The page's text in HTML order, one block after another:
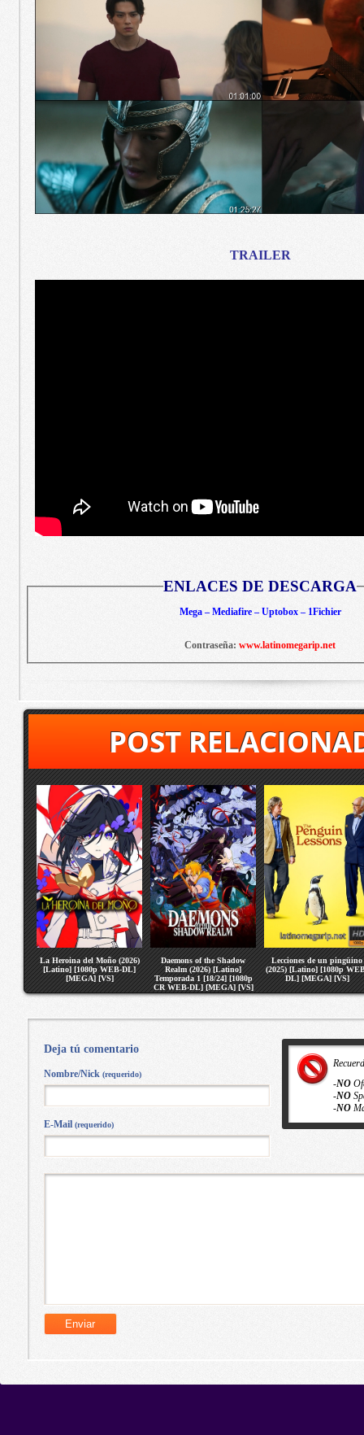
TRAILER
ENLACES DE DESCARGA
Mega – Mediafire – Uptobox – 1Fichier
Contraseña: www.latinomegarip.net
POST
La Heroina del Moño (2026)
[Latino] [1080p WEB-DL]
[MEGA] [VS]
Daemons of the Shadow
Realm (2026) [Latino]
Temporada 1 [18/24] [1080p
CR WEB-DL] [MEGA] [VS]
Lecciones de un pingüino
(2025) [Latino] [1080p
DL] [MEGA] [VS]
-NO
-NO
-NO
Deja tú comentario
Nombre/Nick (requerido)
E-Mail (requerido)